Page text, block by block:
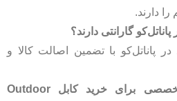
دارند.
پاناتل‌کو با تضمین اصالت کالا و
چگونه می‌توان مشاوره تخصصی برای خرید کابل Outdoor